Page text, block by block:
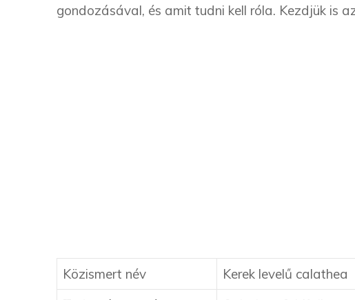
gondozásával, és amit tudni kell róla. Kezdjük is
Közismert név
Kerek levelű calathea